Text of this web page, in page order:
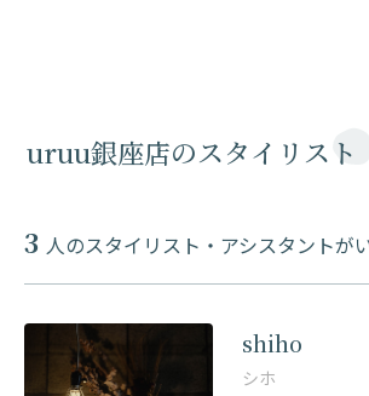
uruu銀座店のスタイリスト
3 人のスタイリスト・アシスタントが
shiho
シホ